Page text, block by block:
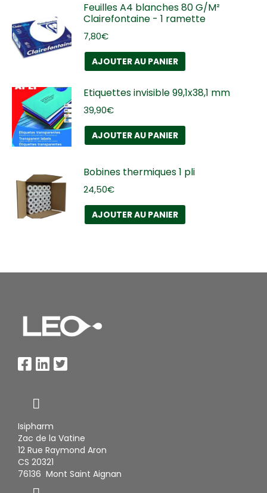
Feuilles A4 blanches 80 G/M²
Clairefontaine - 1 ramette
7,80€
AJOUTER AU PANIER
Etiquettes invisible 99,1x38,1 mm
39,90€
AJOUTER AU PANIER
Bobines thermiques 1 pli
24,50€
AJOUTER AU PANIER
Isipharm
Zac de la Vatine
12 Rue Raymond Aron
CS 20321
76136 Mont Saint Aignan